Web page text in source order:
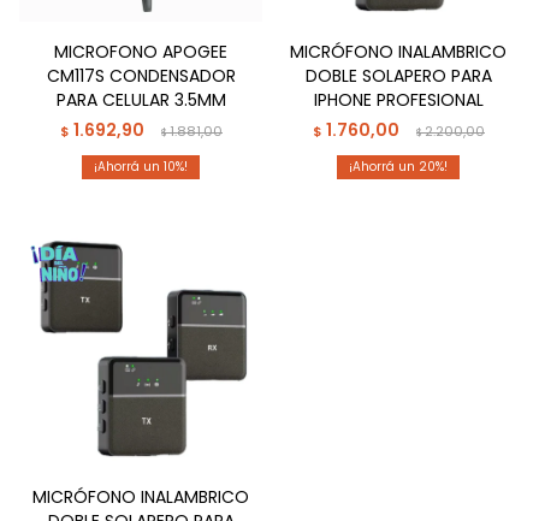
MICROFONO APOGEE
CM117S CONDENSADOR
PARA CELULAR 3.5MM
$ 1.692,90 $1.881,00
10
MICRÓFONO INALAMBRICO
DOBLE SOLAPERO PARA
IPHONE PROFESIONAL
$ 1.760,00 $2.200,00
20
MICRÓFONO INALAMBRICO